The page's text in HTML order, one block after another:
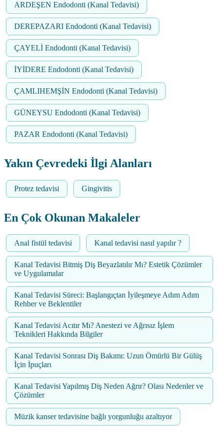
ARDEŞEN Endodonti (Kanal Tedavisi)
DEREPAZARI Endodonti (Kanal Tedavisi)
ÇAYELİ Endodonti (Kanal Tedavisi)
İYİDERE Endodonti (Kanal Tedavisi)
ÇAMLIHEMŞİN Endodonti (Kanal Tedavisi)
GÜNEYSU Endodonti (Kanal Tedavisi)
PAZAR Endodonti (Kanal Tedavisi)
Yakın Çevredeki İlgi Alanları
Protez tedavisi Gingivitis
En Çok Okunan Makaleler
Anal fistül tedavisi Kanal tedavisi nasıl yapılır ?
Kanal Tedavisi Bitmiş Diş Beyazlatılır Mı? Estetik Çözümler
ve Uygulamalar
Kanal Tedavisi Süreci: Başlangıçtan İyileşmeye Adım Adım
Rehber ve Beklentiler
Kanal Tedavisi Acıtır Mı? Anestezi ve Ağrısız İşlem
Teknikleri Hakkında Bilgiler
Kanal Tedavisi Sonrası Diş Bakımı: Uzun Ömürlü Bir Gülüş
İçin İpuçları
Kanal Tedavisi Yapılmış Diş Neden Ağrır? Olası Nedenler ve
Çözümler
Müzik kanser tedavisine bağlı yorgunluğu azaltıyor